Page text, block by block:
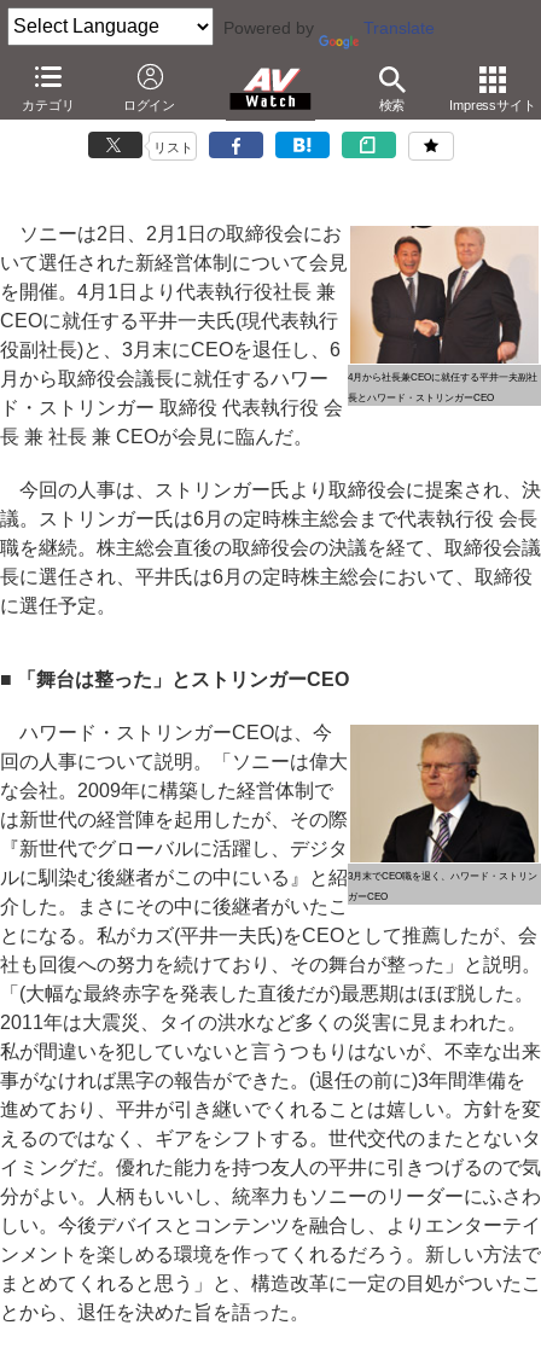
Powered by Translate
カテゴリ ログイン 検索 Impressサイト
「One Sony」で大胆に選択と集中。ソニー次期CEO平井氏
－TVは2年で改善。Vitaからスマートモバイル
リスト
4月から社長兼CEOに就任する平井一夫副社
長とハワード・ストリンガーCEO
ソニーは2日、2月1日の取締役会にお
いて選任された新経営体制について会見
を開催。4月1日より代表執行役社長 兼
CEOに就任する平井一夫氏(現代表執行
役副社長)と、3月末にCEOを退任し、6
月から取締役会議長に就任するハワー
ド・ストリンガー 取締役 代表執行役 会
長 兼 社長 兼 CEOが会見に臨んだ。
今回の人事は、ストリンガー氏より取締役会に提案され、決
議。ストリンガー氏は6月の定時株主総会まで代表執行役 会長
職を継続。株主総会直後の取締役会の決議を経て、取締役会議
長に選任され、平井氏は6月の定時株主総会において、取締役
に選任予定。
■ 「舞台は整った」とストリンガーCEO
3月末でCEO職を退く、ハワード・ストリン
ガーCEO
ハワード・ストリンガーCEOは、今
回の人事について説明。「ソニーは偉大
な会社。2009年に構築した経営体制で
は新世代の経営陣を起用したが、その際
『新世代でグローバルに活躍し、デジタ
ルに馴染む後継者がこの中にいる』と紹
介した。まさにその中に後継者がいたこ
とになる。私がカズ(平井一夫氏)をCEOとして推薦したが、会
社も回復への努力を続けており、その舞台が整った」と説明。
「(大幅な最終赤字を発表した直後だが)最悪期はほぼ脱した。
2011年は大震災、タイの洪水など多くの災害に見まわれた。
私が間違いを犯していないと言うつもりはないが、不幸な出来
事がなければ黒字の報告ができた。(退任の前に)3年間準備を
進めており、平井が引き継いでくれることは嬉しい。方針を変
えるのではなく、ギアをシフトする。世代交代のまたとないタ
イミングだ。優れた能力を持つ友人の平井に引きつげるので気
分がよい。人柄もいいし、統率力もソニーのリーダーにふさわ
しい。今後デバイスとコンテンツを融合し、よりエンターテイ
ンメントを楽しめる環境を作ってくれるだろう。新しい方法で
まとめてくれると思う」と、構造改革に一定の目処がついたこ
とから、退任を決めた旨を語った。